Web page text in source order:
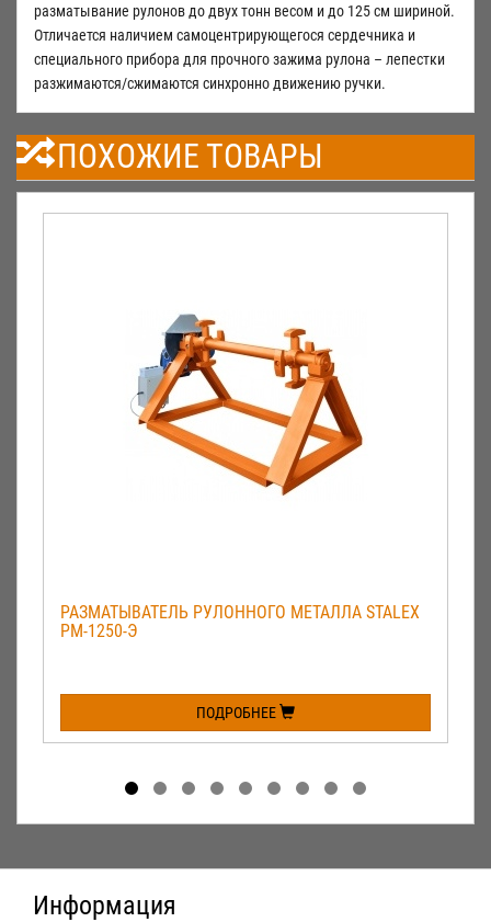
разматывание рулонов до двух тонн весом и до 125 см шириной.
Отличается наличием самоцентрирующегося сердечника и
специального прибора для прочного зажима рулона – лепестки
разжимаются/сжимаются синхронно движению ручки.
ПОХОЖИЕ ТОВАРЫ
РАЗМАТЫВАТЕЛЬ РУЛОННОГО МЕТАЛЛА STALEX
РМ-1250-Э
ПОДРОБНЕЕ
Информация